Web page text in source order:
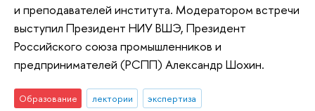
и преподавателей института. Модератором встречи
выступил Президент НИУ ВШЭ, Президент
Российского союза промышленников и
предпринимателей (РСПП) Александр Шохин.
Образование лектории
экспертиза